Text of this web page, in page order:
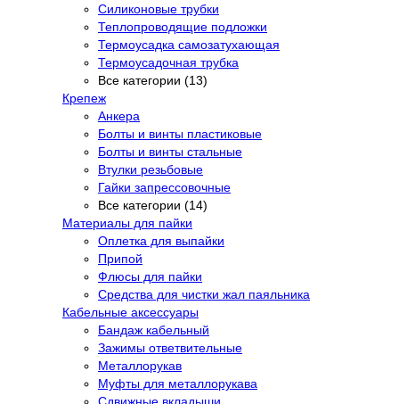
Силиконовые трубки
Теплопроводящие подложки
Термоусадка самозатухающая
Термоусадочная трубка
Все категории (13)
Крепеж
Анкера
Болты и винты пластиковые
Болты и винты стальные
Втулки резьбовые
Гайки запрессовочные
Все категории (14)
Материалы для пайки
Оплетка для выпайки
Припой
Флюсы для пайки
Средства для чистки жал паяльника
Кабельные аксессуары
Бандаж кабельный
Зажимы ответвительные
Металлорукав
Муфты для металлорукава